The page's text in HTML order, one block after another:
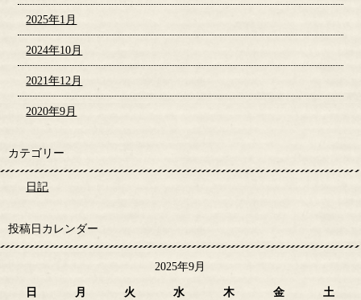
2025年1月
2024年10月
2021年12月
2020年9月
カテゴリー
日記
投稿日カレンダー
2025年9月
日 月 火 水 木 金 土